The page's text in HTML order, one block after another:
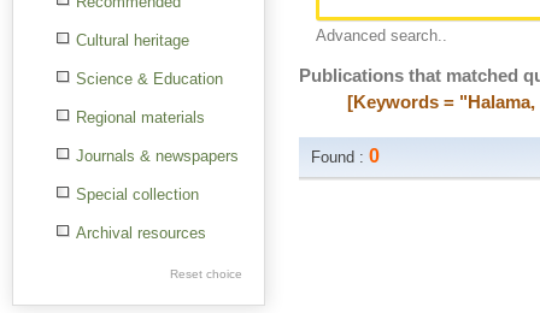
Cultural heritage
Science & Education
Regional materials
Journals & newspapers
Special collection
Archival resources
Reset choice
Advanced search..
Publications that matched
[Keywords =
Found :0